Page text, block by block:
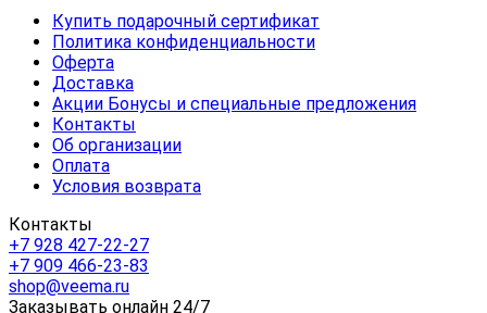
Купить подарочный сертификат
Политика конфиденциальности
Оферта
Доставка
Акции Бонусы и специальные предложения
Контакты
Об организации
Оплата
Условия возврата
Контакты
+7 928 427-22-27
+7 909 466-23-83
shop@veema.ru
Заказывать онлайн 24/7